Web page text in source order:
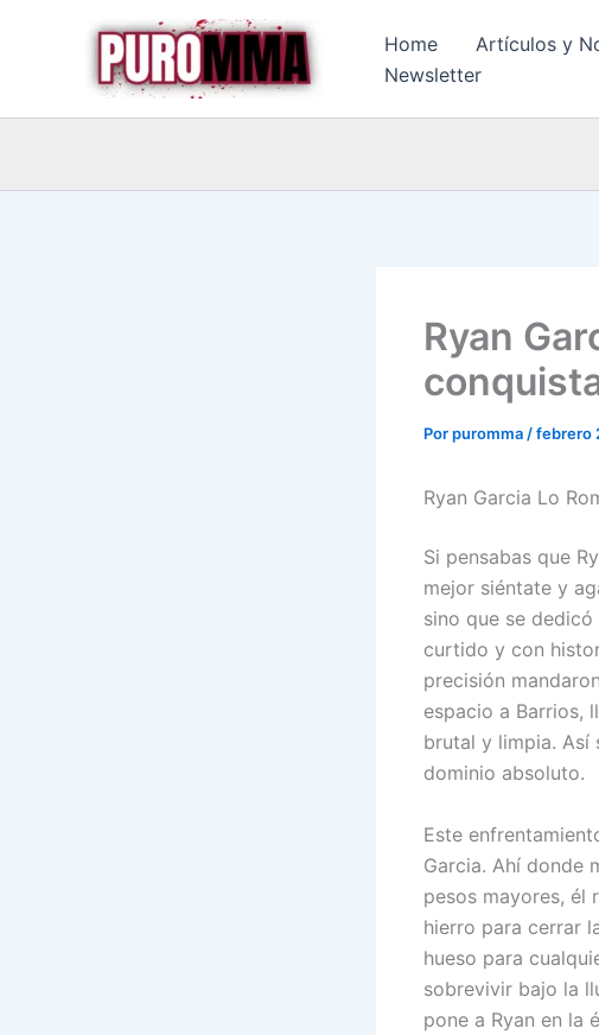
Home Artículos y
Newsletter
Ryan
Porpuromma /febrero
Ryan Garcia Lo
Si pensabas que
mejor siéntate y
sino que se
curtido y con
precisión
espacio a Barrios,
brutal y limpia. Así
dominio absoluto.
Este
Garcia. Ahí donde
pesos mayores, él
hierro para cerrar
hueso para
sobrevivir bajo la
pone a Ryan en la